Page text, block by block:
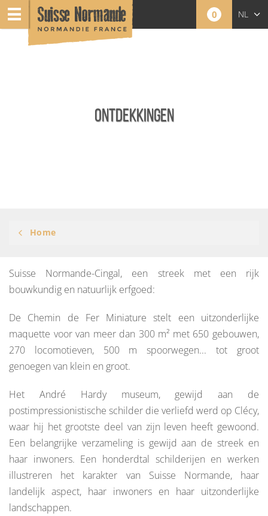
0 NL
ONTDEKKINGEN
Home
Suisse Normande-Cingal, een streek met een rijk
bouwkundig en natuurlijk erfgoed:
De Chemin de Fer Miniature stelt een uitzonderlijke
maquette voor van meer dan 300 m² met 650 gebouwen,
270 locomotieven, 500 m spoorwegen... tot groot
genoegen van klein en groot.
Het André Hardy museum, gewijd aan de
postimpressionistische schilder die verliefd werd op Clécy,
waar hij het grootste deel van zijn leven heeft gewoond.
Een belangrijke verzameling is gewijd aan de streek en
haar inwoners. Een honderdtal schilderijen en werken
illustreren het karakter van Suisse Normande, haar
landelijk aspect, haar inwoners en haar uitzonderlijke
landschappen.